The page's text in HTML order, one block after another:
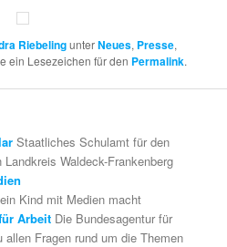
RiebelingunterNeues, Presse,
ein Lesezeichen für den Permalink.
Staatliches Schulamt für den
Waldeck-Frankenberg
Kind mit Medien macht
Arbeit Die Bundesagentur für
Fragen rund um die Themen